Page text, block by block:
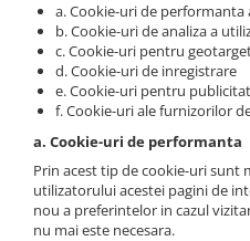
a. Cookie-uri de
b. Cookie-uri de analiza a
c. Cookie-uri pentru
d. Cookie-uri de inregistrare
e. Cookie-uri pentru
f. Cookie-uri ale furnizorilor
a. Cookie-uri de performanta
Prin acest tip de cookie-uri sunt
utilizatorului acestei pagini de
nou a preferintelor in cazul
nu mai este necesara.